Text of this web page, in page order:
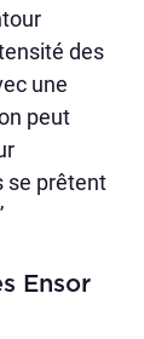
des
une
peut
se prêtent
Ensor